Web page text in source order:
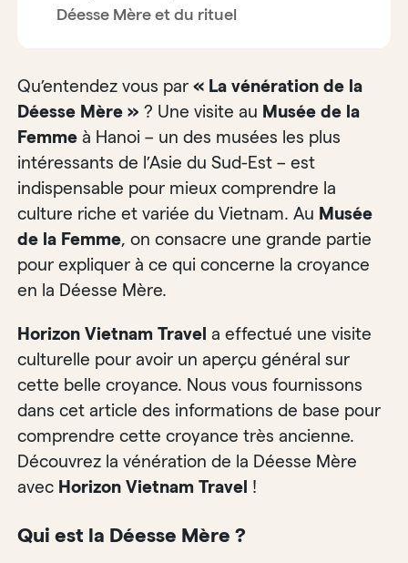
Déesse Mère et du rituel
Qu’entendez vous par« La vénération de la
Déesse Mère »? Une visite au Musée de la
Femme à Hanoi – un des musées les plus
intéressants de l’Asie du Sud-Est – est
indispensable pour mieux comprendre la
culture riche et variée du Vietnam. Au Musée
de la Femme, on consacre une grande partie
pour expliquer à ce qui concerne la croyance
en la Déesse Mère.
Horizon Vietnam Travel a effectué une visite
culturelle pour avoir un aperçu général sur
cette belle croyance. Nous vous fournissons
dans cet article des informations de base pour
comprendre cette croyance très ancienne.
Découvrez la vénération de la Déesse Mère
avec Horizon Vietnam Travel !
Qui est la Déesse Mère ?